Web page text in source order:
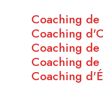
Coaching
Coaching
Coaching
Coaching
Coaching